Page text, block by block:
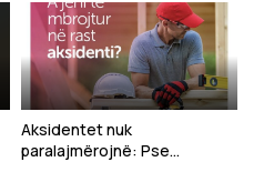
Aksidentet nuk
paralajmërojnë: Pse